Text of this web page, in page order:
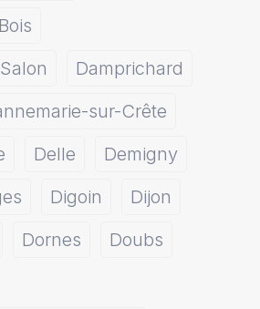
Damprichard
sur-Crête
Delle
Demigny
Digoin
Dijon
Dornes
Doubs